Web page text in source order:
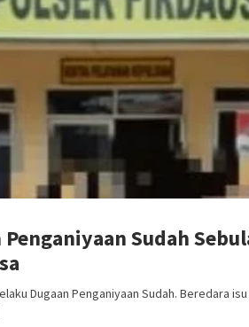
Penganiyaan Sudah
Dugaan Penganiyaan Sudah. Beredara